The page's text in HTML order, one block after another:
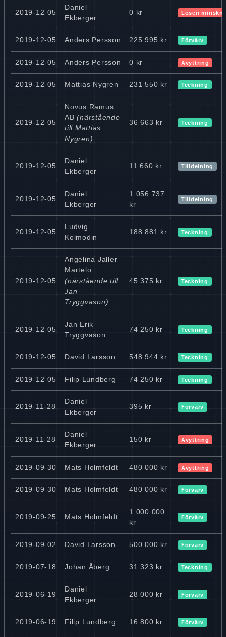
2019-12-05
Daniel
Ekberger
0 kr Lösen
2019-12-05 Anders Persson 225 995 kr Förvärv
2019-12-05 Anders Persson 0 kr Avyttring
2019-12-05 Mattias Nygren 231 550 kr Teckning
2019-12-05
Novus Ramus
AB (närstående
till Mattias
Nygren)
36 663 kr Teckning
2019-12-05
Daniel
Ekberger
11 660 kr Tilldelning
2019-12-05
Daniel
Ekberger
1 056 737
kr
Tilldelning
2019-12-05
Ludvig
Kolmodin
188 881 kr Teckning
2019-12-05
Angelina Jaller
Martelo
(närstående till
Jan
Tryggvason)
45 375 kr Teckning
2019-12-05
Jan Erik
Tryggvason
74 250 kr Teckning
2019-12-05 David Larsson 548 944 kr Teckning
2019-12-05 Filip Lundberg 74 250 kr Teckning
2019-11-28
Daniel
Ekberger
395 kr Förvärv
2019-11-28
Daniel
Ekberger
150 kr Avyttring
2019-09-30 Mats Holmfeldt 480 000 kr Avyttring
2019-09-30 Mats Holmfeldt 480 000 kr Förvärv
2019-09-25 Mats Holmfeldt
1 000 000
kr
Förvärv
2019-09-02 David Larsson 500 000 kr Förvärv
2019-07-18 Johan Åberg 31 323 kr Teckning
2019-06-19
Daniel
Ekberger
28 000 kr Förvärv
2019-06-19 Filip Lundberg 16 800 kr Förvärv